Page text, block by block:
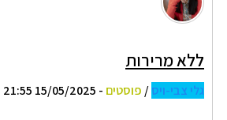
ללא מרירות
גלי צבי-ויס/ פוסטים - 15/05/2025 21:55